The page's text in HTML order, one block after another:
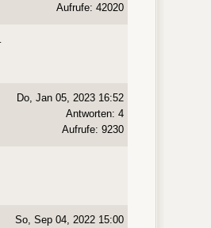
Aufrufe: 42020
Do, Jan 05, 2023 16:52
Antworten: 4
Aufrufe: 9230
So, Sep 04, 2022 15:00